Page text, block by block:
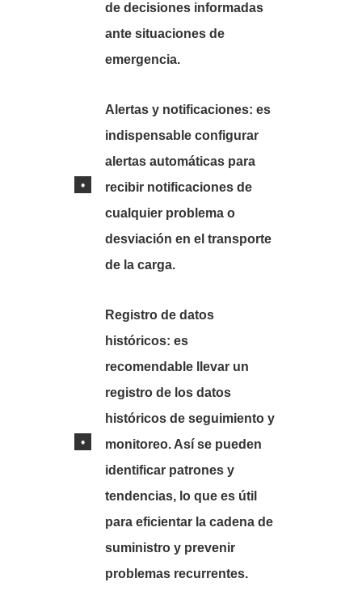
de decisiones informadas
ante situaciones de
emergencia.
Alertas y notificaciones: es
indispensable configurar
alertas automáticas para
recibir notificaciones de
cualquier problema o
desviación en el transporte
de la carga.
Registro de datos
históricos: es
recomendable llevar un
registro de los datos
históricos de seguimiento y
monitoreo. Así se pueden
identificar patrones y
tendencias, lo que es útil
para eficientar la cadena de
suministro y prevenir
problemas recurrentes.